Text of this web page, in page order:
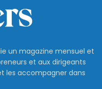
un magazine mensuel et
et aux dirigeants
les accompagner dans